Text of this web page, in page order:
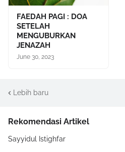
FAEDAH PAGI : DOA
SETELAH
MENGUBURKAN
JENAZAH
June 30, 2023
Lebih baru
Rekomendasi Artikel
Sayyidul Istighfar